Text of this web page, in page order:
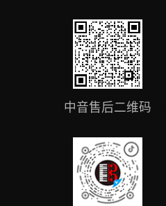
中音售后二维码